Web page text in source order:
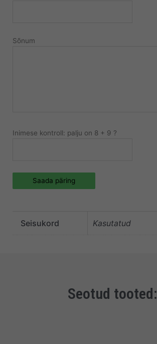
Sõnum
Inimese kontroll: palju on 8 + 9 ?
Saada päring
Seisukord Kasutatud
Seotud tooted: